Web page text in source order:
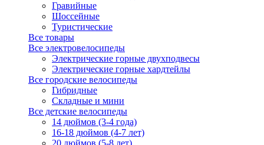
Гравийные
Шоссейные
Туристические
Все товары
Все электровелосипеды
Электрические горные двухподвесы
Электрические горные хардтейлы
Все городские велосипеды
Гибридные
Складные и мини
Все детские велосипеды
14 дюймов (3-4 года)
16-18 дюймов (4-7 лет)